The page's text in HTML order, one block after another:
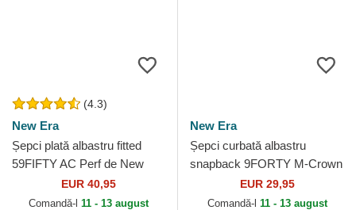
(4.3)
New Era
Șepci plată albastru fitted
59FIFTY AC Perf de New
York Mets MLB de New Era
EUR 40,95
Comandă-l 11 - 13 august
New Era
Șepci curbată albastru
snapback 9FORTY M-Crown
Player Replica de New York
Mets MLB de New Era
EUR 29,95
Comandă-l 11 - 13 august